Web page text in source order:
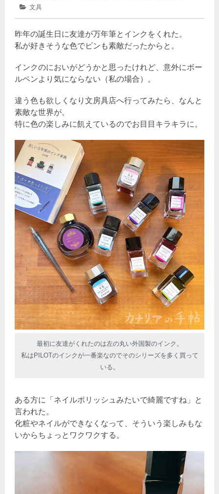
稿
月
日
カ
リ
ー:
文具
昨年の誕生日に友達が万年筆とインクをくれた。
私が好きそうな色でビンも素敵だったからと。
インクのにおいがどうかと思ったけれど、意外にボー
ルペンより気にならない（私の場合）。
違う色も欲しくなり文房具店へ行ってみたら、なんと
素敵な世界が。
特に色の楽しみに飢えているのでお目目キラキラに。
最初に友達がくれたのは左の丸い外国製のインク。
私はPILOTのインクが一番楽なのでそのシリーズを多く買って
いる。
ある方に「ネイルポリッシュみたいで綺麗ですね」と
言われた。
化粧やネイルができなくなって、そういう楽しみもな
いからちょっとワクワクする。